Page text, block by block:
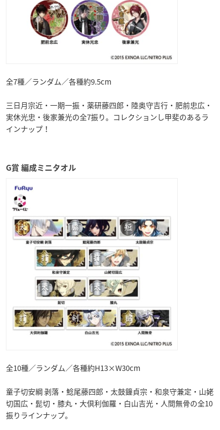
全7種／ランダム／各種約9.5cm
三日月宗近・一期一振・薬研藤四郎・陸奥守吉行・肥前忠広・
実休光忠・後家兼光の全7振り。コレクションし甲斐のあるラ
インナップ！
G賞 編成ミニタオル
全10種／ランダム／各種約H13×W30cm
童子切安綱 剥落・鯰尾藤四郎・太鼓鐘貞宗・和泉守兼定・山姥
切国広・髭切・膝丸・大倶利伽羅・白山吉光・人間無骨の全10
振りラインナップ。